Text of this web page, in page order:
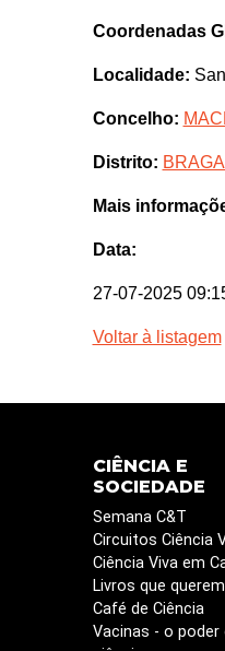
Coordenadas
Localidade:
Concelho:
Distrito:
Mais
Data:
27-07-2025
Voltar à listagem
CIÊNCIA E
SOCIEDADE
Semana C&T
Circuitos Ciência
Ciência Viva em
Livros que
Café de Ciência
Vacinas - o poder